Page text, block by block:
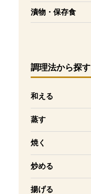
漬物・保存食
を開く
調理法から探す
和える
蒸す
焼く
炒める
揚げる